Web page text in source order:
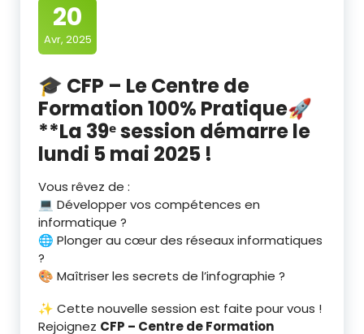
20
Avr, 2025
🎓 CFP – Le Centre de
Formation 100% Pratique🚀
**La 39ᵉ session démarre le
lundi 5 mai 2025 !
Vous rêvez de :
💻 Développer vos compétences en
informatique ?
🌐 Plonger au cœur des réseaux informatiques
?
🎨 Maîtriser les secrets de l’infographie ?
✨ Cette nouvelle session est faite pour vous !
Rejoignez CFP – Centre de Formation